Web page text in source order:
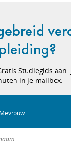
Studiegids aan.
in je mailbox.
Mevrouw